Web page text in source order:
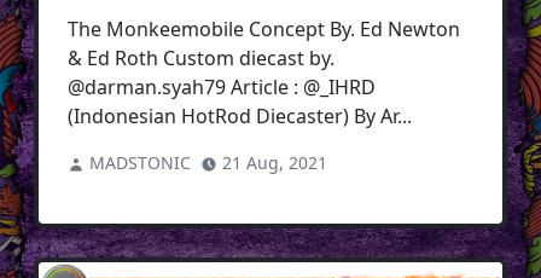
The Monkeemobile Concept By. Ed Newton
& Ed Roth Custom diecast by.
@darman.syah79 Article : @_IHRD
(Indonesian HotRod Diecaster) By Ar...
MADSTONIC 21 Aug, 2021